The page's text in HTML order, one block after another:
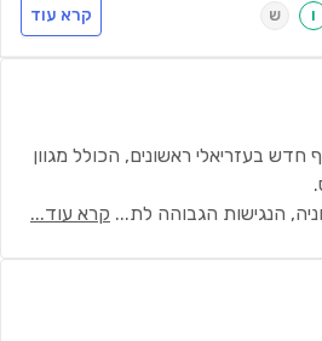
ו ש קרא עוד
בעזריאלי ראשונים, הכולל מגוון
הנגישות הגבוהה לת... קרא עוד...